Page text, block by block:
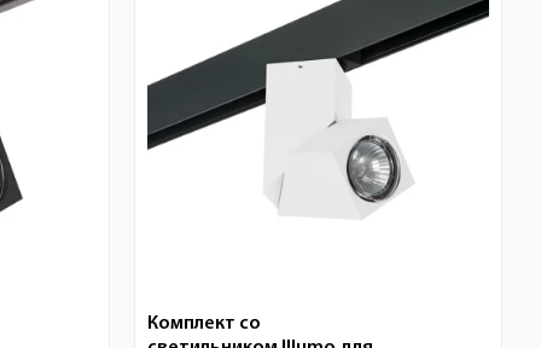
Комплект со